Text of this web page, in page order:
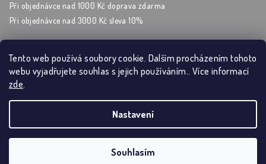
Tento web používá soubory cookie. Dalším procházením tohoto
webu vyjadřujete souhlas s jejich používáním.. Více informací
zde.
Nastavení
Souhlasím
Při objednávce nad 1000 Kč doprava zdarma
Při objednávce nad 3000 Kč sleva 10%
Sleduj nás na sockách